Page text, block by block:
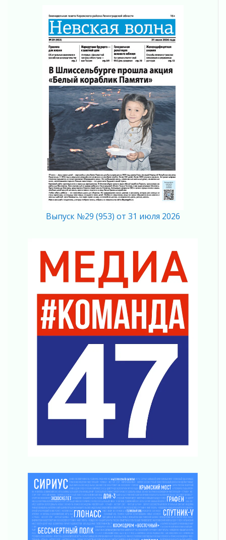
Ленобласть отметила заслуги жителей перед
регионом и страной
02 августа 2026
Ладога — не пруд
02 августа 2026
ПСК через Гослуслуги напомнит жителям
Ленинградской области о неоплаченных
02 августа 2026
Пропавшего подростка нашли в Кировском
районе Ленобласти
02 августа 2026
Жителям Ленобласти напомнили, как
действовать при укусе клеща
02 августа 2026
В Ивангороде назвали новых почетных
граждан Ленинградской области
Готовность №1
отправили на реставрацию
02 августа 2026
Ленобласть внедрила передовую подготовку
02 августа 2026
В Ивангороде появилась «Избушка-
воробушка»
02 августа 2026
Юхла, мука, кантеле и Водяной
Лето катится с горки
01 августа 2026
В Ленобласти открылась экспозиция к 150-
летию Билибина
01 августа 2026
Безмолвный крик о помощи
01 августа 2026
В музей всей семьёй
01 августа 2026
Без заявлений и очередей
Выпуск №29 (953) от 31 июля 2026